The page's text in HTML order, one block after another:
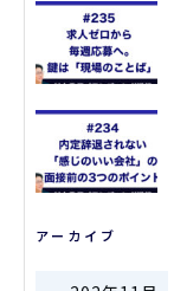
アーカイブ